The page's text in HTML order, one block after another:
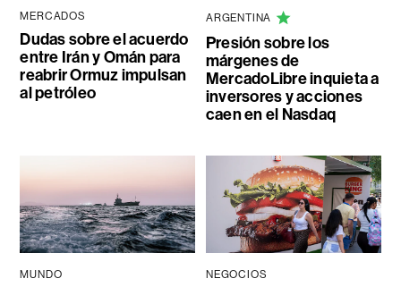
MERCADOS
Dudas sobre el acuerdo
entre Irán y Omán para
reabrir Ormuz impulsan
al petróleo
ARGENTINA
Presión sobre los
márgenes de
MercadoLibre inquieta a
inversores y acciones
caen en el Nasdaq
MUNDO NEGOCIOS